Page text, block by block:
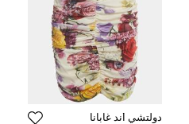
دولتشي أند غابانا